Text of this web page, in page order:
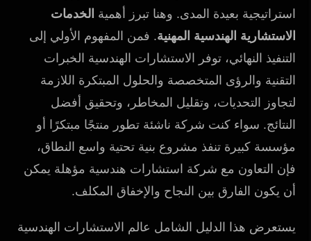
استراتيجية بعيدة المدى. وهنا تبرز أهمية الخدمات
الاستشارية الهندسية المهنية. فمن المفهوم الأولي إلى
التنفيذ النهائي، توفر الاستشارات الهندسية الخبرات
التقنية والرؤى المتخصصة والحلول المبتكرة اللازمة
لتجاوز التحديات، وتقليل المخاطر، وتحقيق أفضل
النتائج. سواء كنت شركة ناشئة تطور منتجًا مبتكرًا أو
مؤسسة كبيرة تنفذ مشروع بنية تحتية واسع النطاق،
فإن التعاون مع شركة استشارات هندسية مؤهلة يمكن
أن يكون الفارق بين النجاح والإخفاق المكلف.
يستعرض هذا الدليل الشامل عالم الاستشارات الهندسية